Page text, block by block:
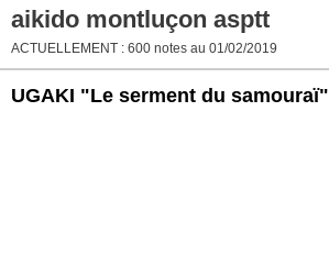
aikido montluçon asptt
ACTUELLEMENT : 600 notes au 01/02/2019
UGAKI "Le serment du samouraï"